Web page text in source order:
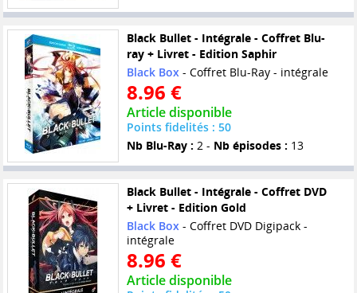
Black Bullet - Intégrale - Coffret Blu-
ray + Livret - Edition Saphir
Black Box - Coffret Blu-Ray - intégrale
8.96 €
Article disponible
Points fidelités : 50
Nb Blu-Ray : 2 - Nb épisodes : 13
Black Bullet - Intégrale - Coffret DVD
+ Livret - Edition Gold
Black Box - Coffret DVD Digipack -
intégrale
8.96 €
Article disponible